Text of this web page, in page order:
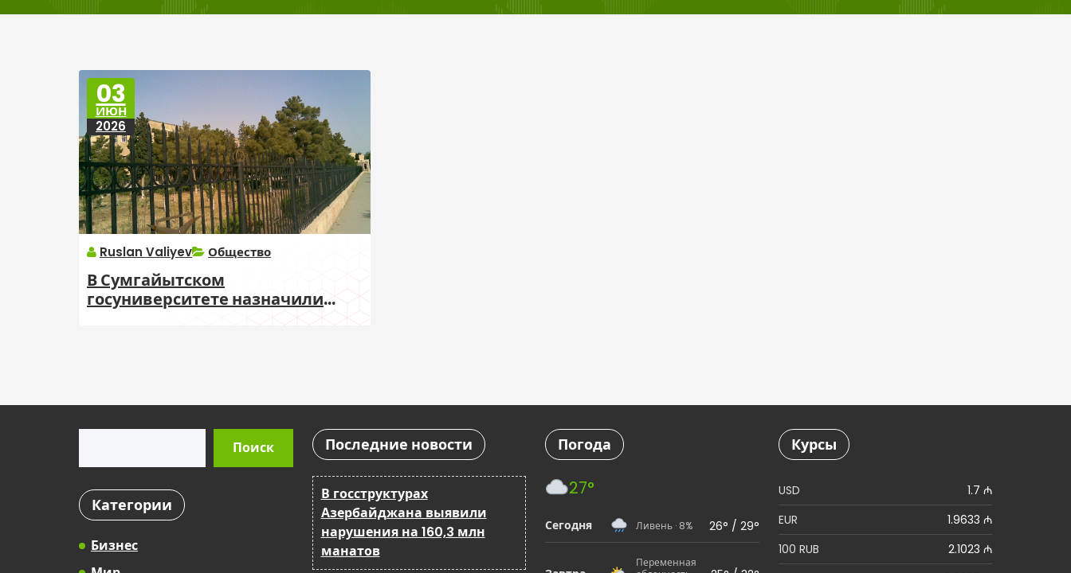
03
ИЮН
2026
Ruslan Valiyev Общество
В Сумгайытском
госуниверситете назначили
Поиск
Категории
Бизнес
Последние новости
В госструктурах
Азербайджана выявили
нарушения на 160,3 млн
манатов
Погода
27°
Сегодня Ливень · 8% 26° / 29°
Переменная
Курсы
USD
1.7 ₼
EUR
1.9633 ₼
100 RUB
2.1023 ₼